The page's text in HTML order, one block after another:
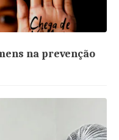
na prevenção